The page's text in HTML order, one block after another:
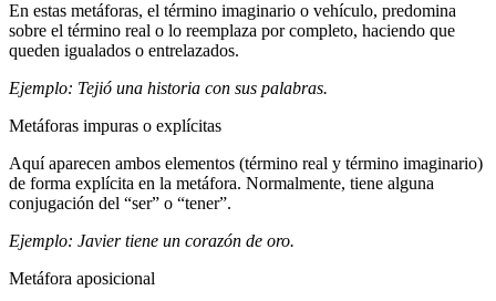
En estas metáforas, el término imaginario o vehículo, predomina
sobre el término real o lo reemplaza por completo, haciendo que
queden igualados o entrelazados.
Ejemplo: Tejió una historia con sus palabras.
Metáforas impuras o explícitas
Aquí aparecen ambos elementos (término real y término imaginario)
de forma explícita en la metáfora. Normalmente, tiene alguna
conjugación del “ser” o “tener”.
Ejemplo: Javier tiene un corazón de oro.
Metáfora aposicional